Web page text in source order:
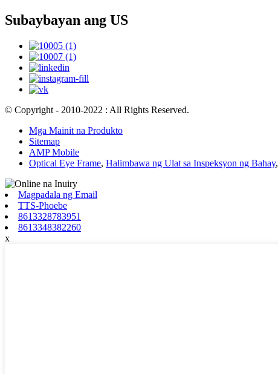
Subaybayan ang US
© Copyright - 2010-2022 : All Rights Reserved.
Mga Mainit na Produkto
Sitemap
AMP Mobile
Optical Eye Frame, Halimbawa ng Ulat sa Inspeksyon ng Bahay,
Magpadala ng Email
TTS-Phoebe
8613328783951
8613348382260
x